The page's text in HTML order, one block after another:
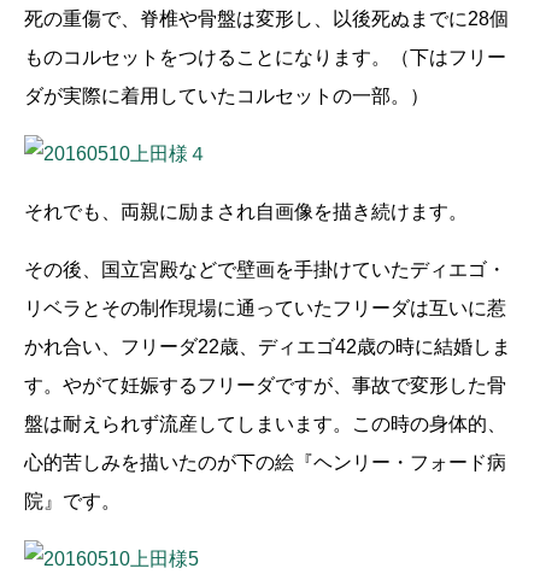
死の重傷で、脊椎や骨盤は変形し、以後死ぬまでに28個
ものコルセットをつけることになります。（下はフリー
ダが実際に着用していたコルセットの一部。）
それでも、両親に励まされ自画像を描き続けます。
その後、国立宮殿などで壁画を手掛けていたディエゴ・
リベラとその制作現場に通っていたフリーダは互いに惹
かれ合い、フリーダ22歳、ディエゴ42歳の時に結婚しま
す。やがて妊娠するフリーダですが、事故で変形した骨
盤は耐えられず流産してしまいます。この時の身体的、
心的苦しみを描いたのが下の絵『ヘンリー・フォード病
院』です。